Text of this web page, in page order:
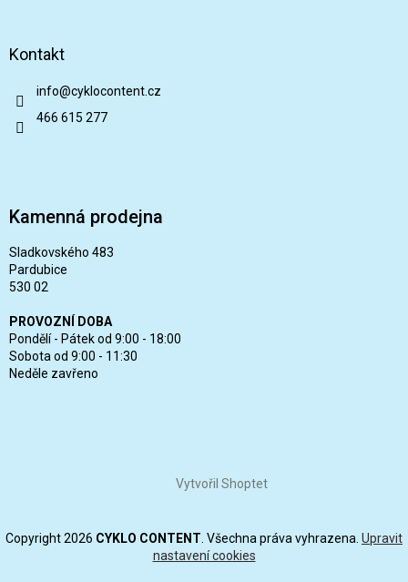
Kontakt
info@cyklocontent.cz
466 615 277
Kamenná prodejna
Sladkovského 483
Pardubice
530 02
PROVOZNÍ DOBA
Pondělí - Pátek od 9:00 - 18:00
Sobota od 9:00 - 11:30
Neděle zavřeno
Vytvořil Shoptet
Copyright 2026 CYKLO CONTENT. Všechna práva vyhrazena. Upravit
nastavení cookies